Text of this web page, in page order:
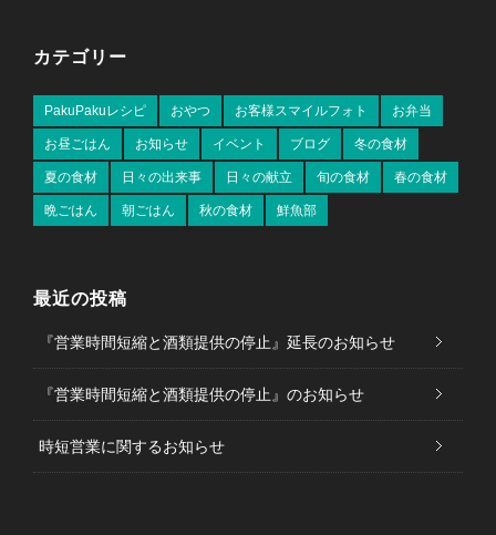
カテゴリー
PakuPakuレシピ おやつ お客様スマイルフォト お弁当
お昼ごはん お知らせ イベント ブログ 冬の食材
夏の食材 日々の出来事 日々の献立 旬の食材 春の食材
晩ごはん 朝ごはん 秋の食材 鮮魚部
最近の投稿
『営業時間短縮と酒類提供の停止』延長のお知らせ
『営業時間短縮と酒類提供の停止』のお知らせ
時短営業に関するお知らせ